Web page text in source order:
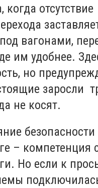
когда отсутствие
вагонами,
им удобнее.
но
заросли
не косят.
безопасности
– компетенция
Но если к